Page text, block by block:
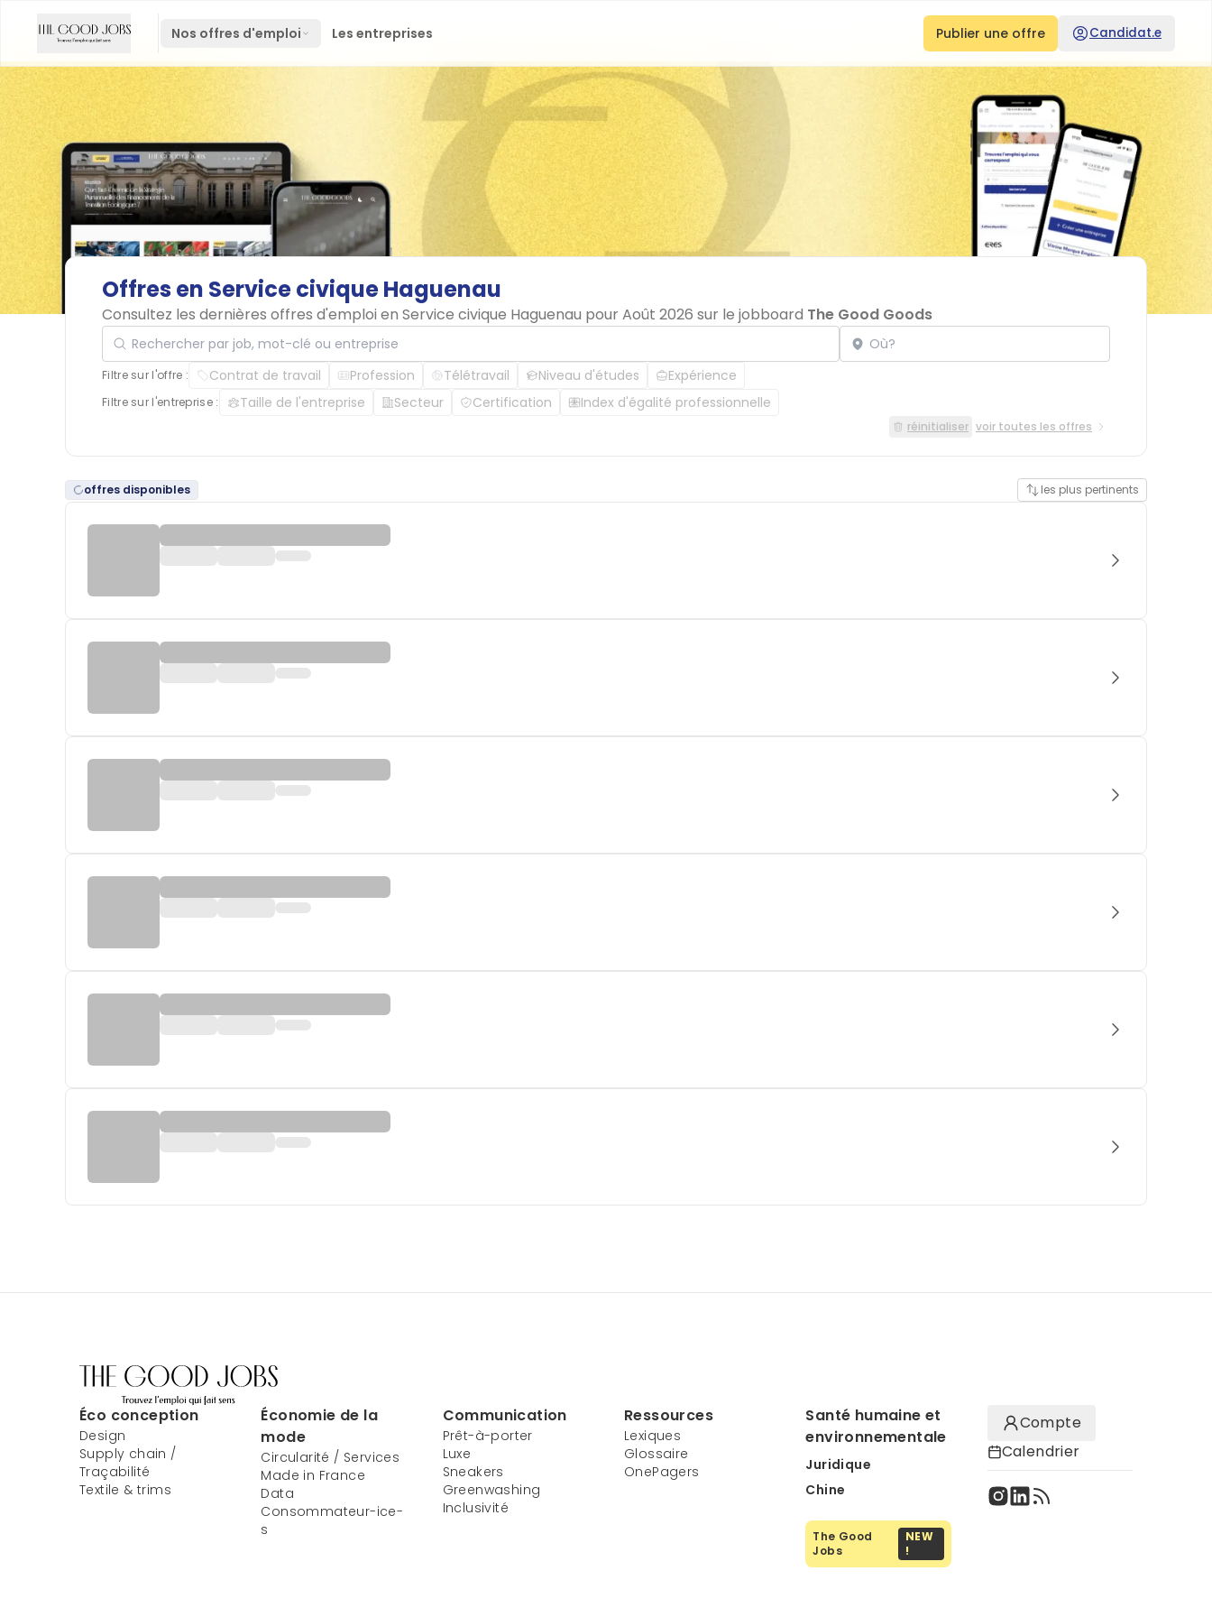
Nos offres d'emploi Les entreprises Publier une offre Candidat.e
Offres en ServiceciviqueHaguenau
Consultez les dernières offres d'emploi en Service civique Haguenau pour Août 2026 sur le jobboard The Good Goods
Rechercher par job, mot-clé ou entreprise Localisation
Filtre sur l'offre : Contrat de travail Profession Télétravail Niveau d'études Expérience
Filtre sur l'entreprise : Taille de l'entreprise Secteur Certification Index d'égalité professionnelle
réinitialiser voir toutes les offres
offres disponibles les plus pertinents
Éco conception
Design
Supply chain /
Traçabilité
Textile & trims
Économie de la
mode
Circularité / Services
Made in France
Data
Consommateur-ice-
s
Communication
Prêt-à-porter
Luxe
Sneakers
Greenwashing
Inclusivité
Ressources
Lexiques
Glossaire
OnePagers
Santé humaine et
environnementale
Juridique
Chine
The Good
Jobs
NEW
!
Compte
Calendrier